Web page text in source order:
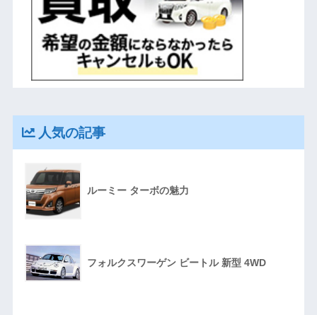
人気の記事
ルーミー ターボの魅力
フォルクスワーゲン ビートル 新型 4WD